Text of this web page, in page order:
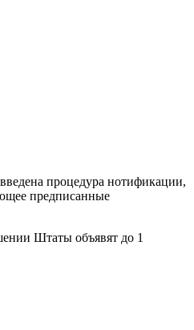
введена процедура нотификации,
предписанные
Штаты объявят до 1